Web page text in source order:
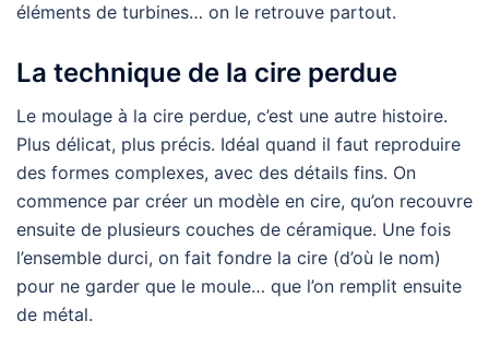
éléments de turbines… on le retrouve partout.
La technique de la cire perdue
Le moulage à la cire perdue, c’est une autre histoire.
Plus délicat, plus précis. Idéal quand il faut reproduire
des formes complexes, avec des détails fins. On
commence par créer un modèle en cire, qu’on recouvre
ensuite de plusieurs couches de céramique. Une fois
l’ensemble durci, on fait fondre la cire (d’où le nom)
pour ne garder que le moule… que l’on remplit ensuite
de métal.